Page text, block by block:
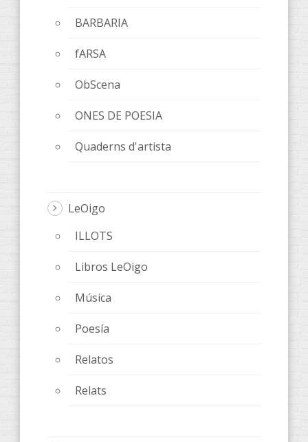
BARBARIA
fARSA
ObScena
ONES DE POESIA
Quaderns d'artista
LeOigo
ILLOTS
Libros LeOigo
Música
Poesía
Relatos
Relats